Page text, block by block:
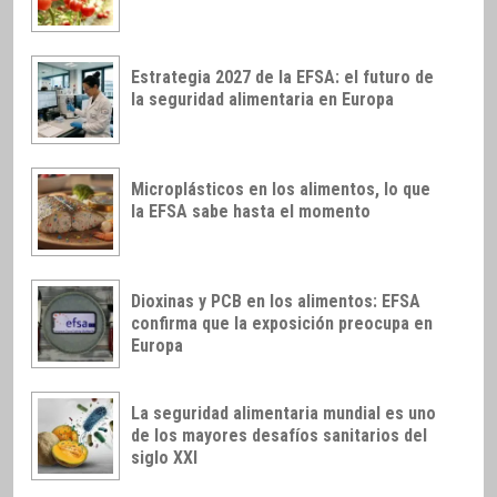
Estrategia 2027 de la EFSA: el futuro de
la seguridad alimentaria en Europa
Microplásticos en los alimentos, lo que
la EFSA sabe hasta el momento
Dioxinas y PCB en los alimentos: EFSA
confirma que la exposición preocupa en
Europa
La seguridad alimentaria mundial es uno
de los mayores desafíos sanitarios del
siglo XXI